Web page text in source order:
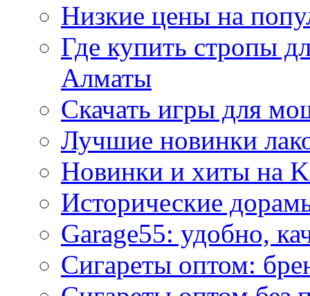
Низкие цены на
Где купить стропы
Алматы
Скачать игры для
Лучшие новинки
Новинки и хиты на
Исторические
Garage55: удобно,
Сигареты оптом: